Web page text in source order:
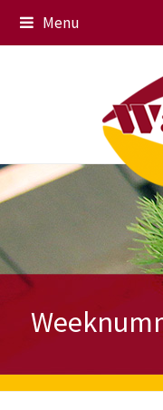
Menu